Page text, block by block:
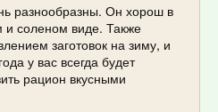
разнообразны. Он хорош в
соленом виде. Также
заготовок на зиму, и
у вас всегда будет
рацион вкусными